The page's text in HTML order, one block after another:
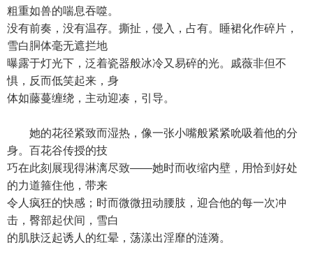
粗重如兽的喘息吞噬。
没有前奏，没有温存。撕扯，侵入，占有。睡裙化作碎片，
雪白胴体毫无遮拦地
曝露于灯光下，泛着瓷器般冰冷又易碎的光。戚薇非但不
惧，反而低笑起来，身
体如藤蔓缠绕，主动迎凑，引导。
她的花径紧致而湿热，像一张小嘴般紧紧吮吸着他的分
身。百花谷传授的技
巧在此刻展现得淋漓尽致——她时而收缩内壁，用恰到好处
的力道箍住他，带来
令人疯狂的快感；时而微微扭动腰肢，迎合他的每一次冲
击，臀部起伏间，雪白
的肌肤泛起诱人的红晕，荡漾出淫靡的涟漪。